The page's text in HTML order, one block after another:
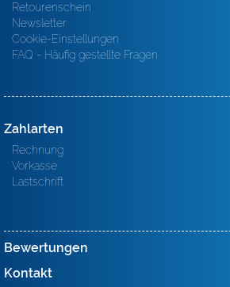
Retourenschein
Newsletter
Cookie-Einstellungen
FAQ - Häufig gestellte Fragen
Zahlarten
Rechnung
Vorkasse
Lastschrift
Bewertungen
Kontakt